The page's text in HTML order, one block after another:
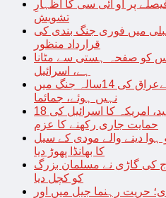
پر او آئی سی کا اظہارِ
تشویش
میں فوری جنگ بندی کی
قرارداد منظور
کو صفحہ ہستی سے مٹانا
ہے، اسرائیل
غزہ میں جتنے بچے قتل ہوئے اُتنےعراق کی 14سالہ جنگ میں
نہیں ہوئے، جمائما
18 ہزار سے زائدفلسطینی شہید، امریکہ کا اسرائیل کی
حمایت جاری رکھنے کا عزم
ہوا دینے والے مودی کے سیل
کا بھانڈا پھوڑ دیا
کی گاڑی نے مسلمان بزرگ
کو کچل دیا
حریت رہنما جیل میں اور